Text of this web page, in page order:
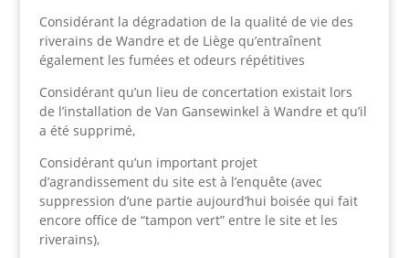
Considérant la dégradation de la qualité de vie des
riverains de Wandre et de Liège qu’entraînent
également les fumées et odeurs répétitives
Considérant qu’un lieu de concertation existait lors
de l’installation de Van Gansewinkel à Wandre et qu’il
a été supprimé,
Considérant qu’un important projet
d’agrandissement du site est à l’enquête (avec
suppression d’une partie aujourd’hui boisée qui fait
encore office de “tampon vert” entre le site et les
riverains),